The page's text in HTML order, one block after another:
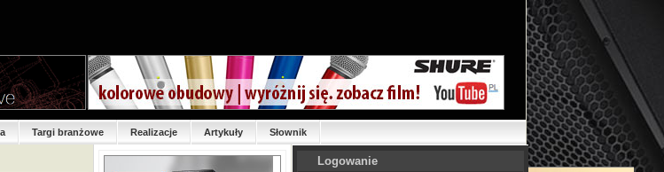
Targi branżowe Realizacje Artykuły Słownik
Logowanie